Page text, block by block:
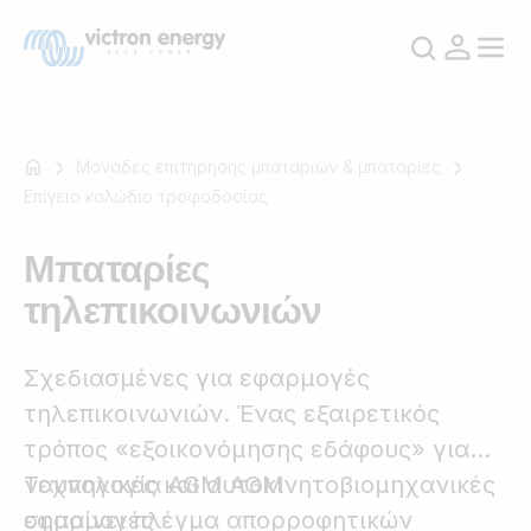
παράδειγμα
SmartSolar
Multiplus-
Orion
SmartShunt
Μονάδες επιτήρησης μπαταριών & μπαταρίες
Επίγειο καλώδιο τροφοδοσίας
Μπαταρίες
τηλεπικοινωνιών
Σχεδιασμένες για εφαρμογές
τηλεπικοινωνιών. Ένας εξαιρετικός
τρόπος «εξοικονόμησης εδάφους» για
ναυπηγικές και αυτοκινητοβιομηχανικές
εφαρμογές
Τεχνολογία AGM AGM
σημαίνει πλέγμα απορροφητικών